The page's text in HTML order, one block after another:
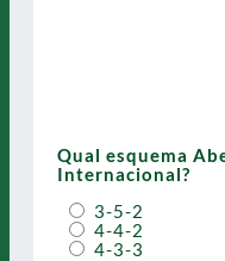
Qual esquema
Internacional?
3-5-2
4-4-2
4-3-3